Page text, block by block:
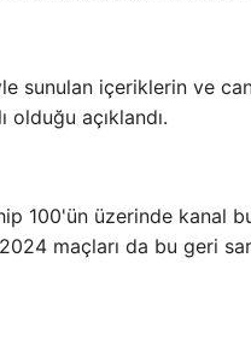
içeriklerin ve
olduğu açıklandı.
100'ün üzerinde kanal
maçları da bu geri